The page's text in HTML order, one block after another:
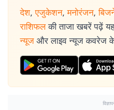
देश, एजुकेशन, मनोरंजन,
राशिफल की ताजा खबरें पढ़ें
न्यूज और लाइव न्यूज कवरेज के